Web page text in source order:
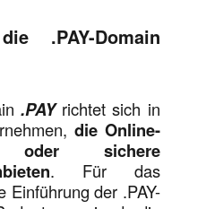
.PAY-Domain
.PAYrichtet sich in
die Online-
oder sichere
. Für das
Einführung der .PAY-